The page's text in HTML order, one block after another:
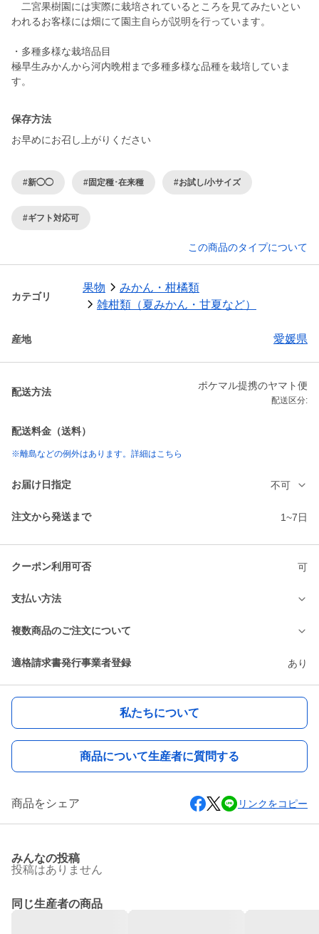
二宮果樹園には実際に栽培されているところを見てみたいとい
われるお客様には畑にて園主自らが説明を行っています。
・多種多様な栽培品目
極早生みかんから河内晩柑まで多種多様な品種を栽培していま
保存方法
お早めにお召し上がりください
#新◯◯ #固定種･在来種 #お試し/小サイズ
#ギフト対応可
この商品のタイプについて
カテゴリ
果物
みかん・柑橘類
雑柑類（夏みかん・甘夏など）
産地 愛媛県
配送方法
ポケマル提携のヤマト便
配送区分:
配送料金（送料）
※離島などの例外はあります。詳細はこちら
お届け日指定 不可
注文から発送まで 1~7日
クーポン利用可否 可
支払い方法
複数商品のご注文について
適格請求書発行事業者登録 あり
私たちについて
商品について生産者に質問する
商品をシェア リンクをコピー
みんなの投稿
投稿はありません
同じ生産者の商品